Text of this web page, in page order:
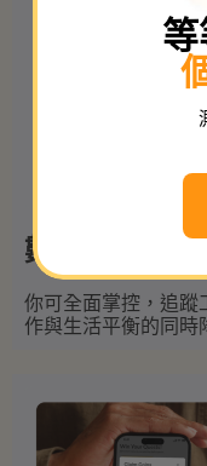
數據私隱為首
你可全面掌控，追蹤
作與生活平衡的同時